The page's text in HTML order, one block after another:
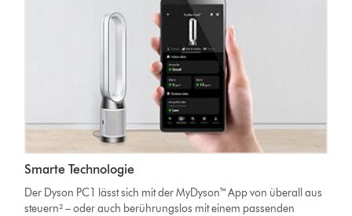
Smarte Technologie
Der Dyson PC1 lässt sich mit der MyDyson™ App von überall aus
steuern² – oder auch berührungslos mit einem passenden